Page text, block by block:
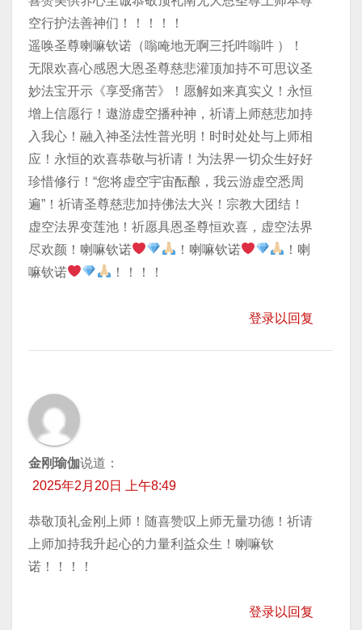
空行护法善神们！！！！！
遥唤圣尊喇嘛钦诺（嗡唵地无啊三托吽嗡吽 ）！
无限欢喜心感恩大恩圣尊慈悲灌顶加持不可思议圣
妙法宝开示《享受痛苦》！愿解如来真实义！永恒
增上信愿行！遨游虚空播种神，祈请上师慈悲加持
入我心！融入神圣法性普光明！时时处处与上师相
应！永恒的欢喜恭敬与祈请！为法界一切众生好好
珍惜修行！“您将虚空宇宙酝酿，我云游虚空悉周
遍”！祈请圣尊慈悲加持佛法大兴！宗教大团结！
虚空法界变莲池！祈愿具恩圣尊恒欢喜，虚空法界
尽欢颜！喇嘛钦诺
！喇嘛钦诺
！喇
嘛钦诺
！！！！
登录以回复
金刚瑜伽说道：
2025年2月20日 上午8:49
恭敬顶礼金刚上师！随喜赞叹上师无量功德！祈请
上师加持我升起心的力量利益众生！喇嘛钦
诺！！！！
登录以回复